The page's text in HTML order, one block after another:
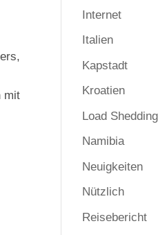
mit
Internet
Italien
Kapstadt
Kroatien
Load Shedding
Namibia
Neuigkeiten
Nützlich
Reisebericht